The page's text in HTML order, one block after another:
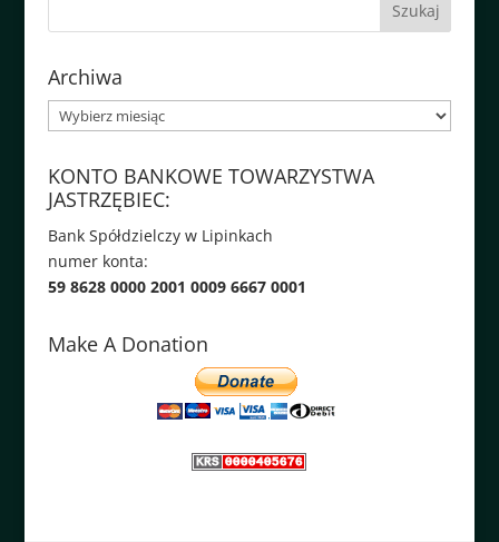
Archiwa
Archiwa
KONTO BANKOWE TOWARZYSTWA
JASTRZĘBIEC:
Bank Spółdzielczy w Lipinkach
numer konta:
59 8628 0000 2001 0009 6667 0001
Make A Donation